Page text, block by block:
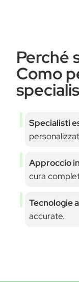
Perché
Como
Specialisti
Approccio
cura
Tecnologie
accurate.